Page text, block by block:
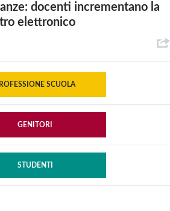
docenti incrementano la
elettronico
SCUOLA
GENITORI
STUDENTI